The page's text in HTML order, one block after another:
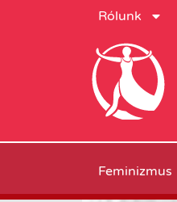
Rólunk
Feminizmus